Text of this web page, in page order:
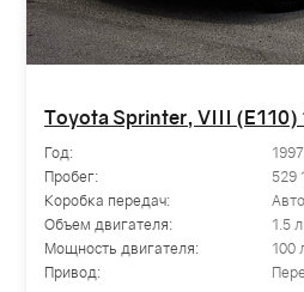
Toyota Sprinter, VIII (E110)
Год:
1997
Пробег:
529
Коробка передач:
Объем двигателя:
1.5 л
Мощность двигателя:
100
Привод: